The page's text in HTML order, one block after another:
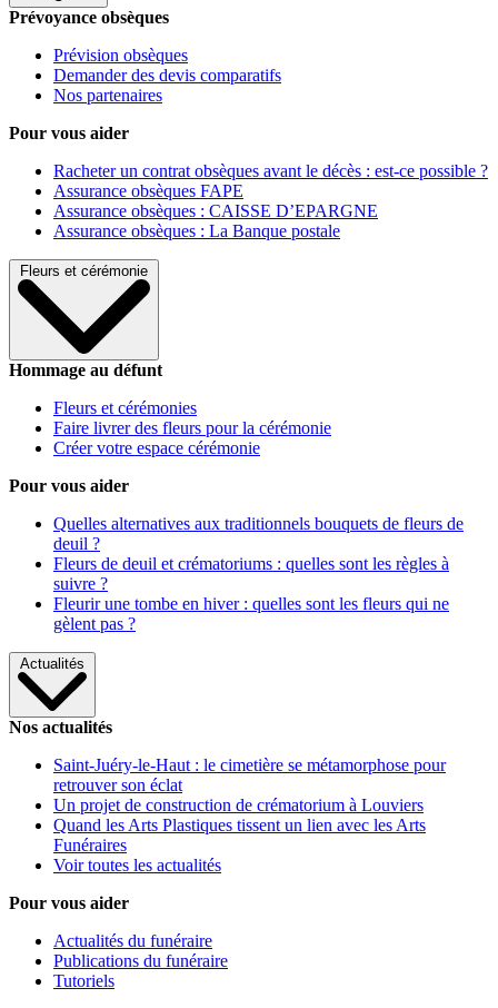
Prévoyance obsèques
Prévision obsèques
Demander des devis comparatifs
Nos partenaires
Pour vous aider
Racheter un contrat obsèques avant le décès : est-ce possible ?
Assurance obsèques FAPE
Assurance obsèques : CAISSE D’EPARGNE
Assurance obsèques : La Banque postale
Fleurs et cérémonie
Hommage au défunt
Fleurs et cérémonies
Faire livrer des fleurs pour la cérémonie
Créer votre espace cérémonie
Pour vous aider
Quelles alternatives aux traditionnels bouquets de fleurs de
deuil ?
Fleurs de deuil et crématoriums : quelles sont les règles à
suivre ?
Fleurir une tombe en hiver : quelles sont les fleurs qui ne
gèlent pas ?
Actualités
Nos actualités
Saint-Juéry-le-Haut : le cimetière se métamorphose pour
retrouver son éclat
Un projet de construction de crématorium à Louviers
Quand les Arts Plastiques tissent un lien avec les Arts
Funéraires
Voir toutes les actualités
Pour vous aider
Actualités du funéraire
Publications du funéraire
Tutoriels